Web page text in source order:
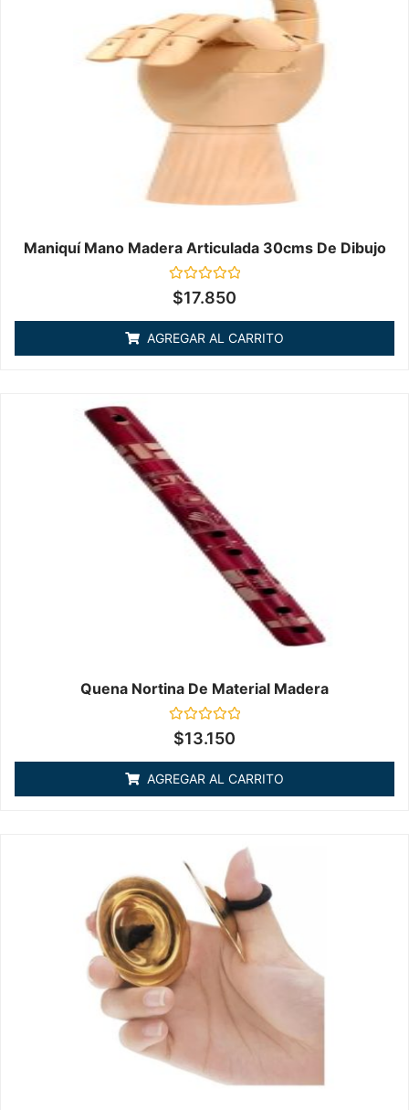
Maniquí Mano Madera Articulada 30cms De Dibujo
Valorado
en
de
5
$17.850
AGREGAR AL CARRITO
Quena Nortina De Material Madera
Valorado
en
de
5
$13.150
AGREGAR AL CARRITO